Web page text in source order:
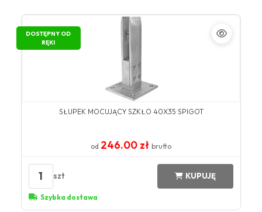
DOSTĘPNY OD
RĘKI
SŁUPEK MOCUJĄCY SZKŁO 40X35 SPIGOT
od 246.00 zł brutto
1 szt KUPUJĘ
Szybka dostawa